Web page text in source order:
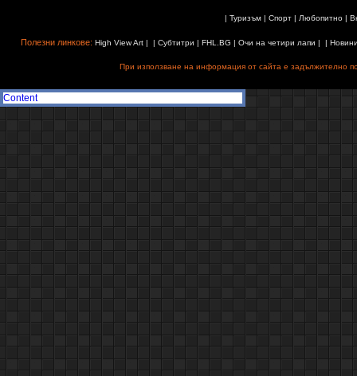
| Туризъм| Спорт| Любопитно|
Полезни линкове: High View Art| | Субтитри | FHL.BG | Очи на четири лапи | |
При използване на информация от сайта е задължително
Content